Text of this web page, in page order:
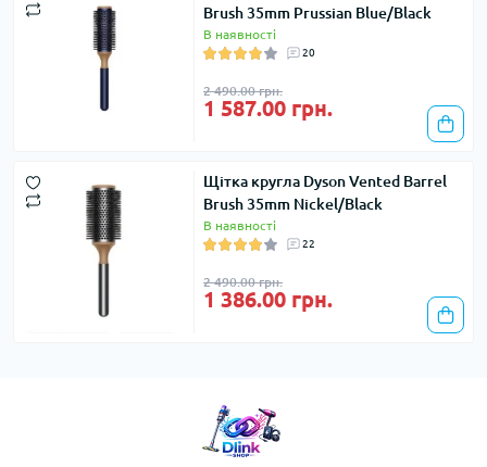
Brush 35mm Prussian Blue/Black
В наявності
20
2 490.00 грн.
1 587.00 грн.
Щітка кругла Dyson Vented Barrel
Brush 35mm Nickel/Black
В наявності
22
2 490.00 грн.
1 386.00 грн.